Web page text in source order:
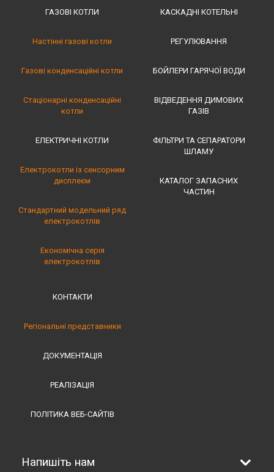
ГАЗОВІ КОТЛИ
Настінні газові котли
Газові конденсаційні котли
Стаціонарні конденсаційні
котли
ЕЛЕКТРИЧНІ КОТЛИ
Електрокотли із сенсорним
дисплеєм
Стандартний модельний ряд
електрокотлів
Економічна серія
електрокотлів
КАСКАДНІ КОТЕЛЬНІ
РЕГУЛЮВАННЯ
БОЙЛЕРИ ГАРЯЧОЇ ВОДИ
ВІДВЕДЕННЯ ДИМОВИХ
ГАЗІВ
ФІЛЬТРИ ТА СЕПАРАТОРИ
ШЛАМУ
КАТАЛОГ ЗАПАСНИХ
ЧАСТИН
КОНТАКТИ
Регіональні представники
ДОКУМЕНТАЦІЯ
РЕАЛІЗАЦІЯ
ПОЛІТИКА ВЕБ-САЙТІВ
Напишіть нам